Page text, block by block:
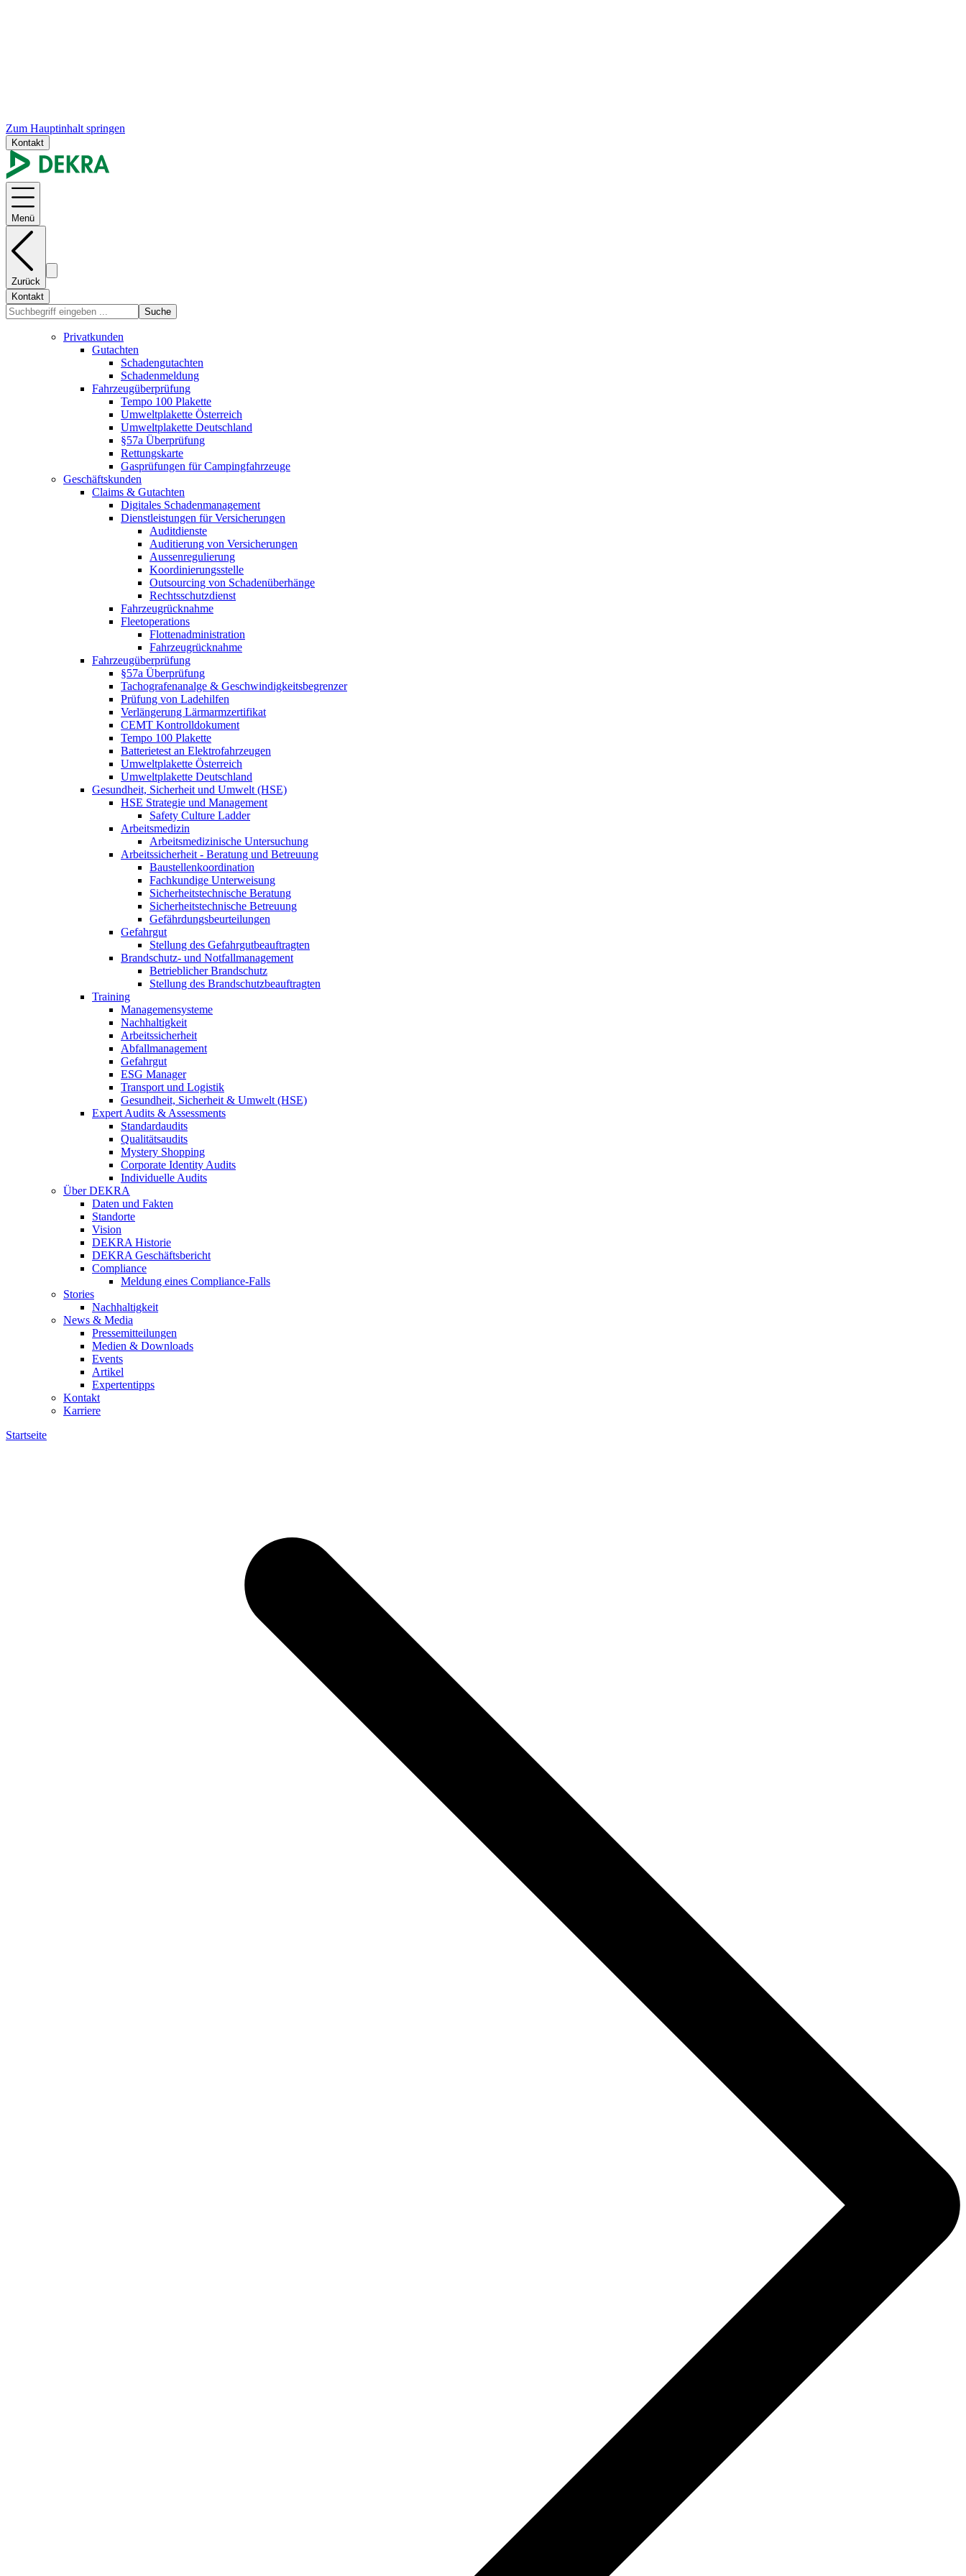
Zum Hauptinhalt springen
Kontakt
Menü
Zurück
Kontakt
Suche
Privatkunden
Gutachten
Schadengutachten
Schadenmeldung
Fahrzeugüberprüfung
Tempo 100 Plakette
Umweltplakette Österreich
Umweltplakette Deutschland
§57a Überprüfung
Rettungskarte
Gasprüfungen für Campingfahrzeuge
Geschäftskunden
Claims & Gutachten
Digitales Schadenmanagement
Dienstleistungen für Versicherungen
Auditdienste
Auditierung von Versicherungen
Aussenregulierung
Koordinierungsstelle
Outsourcing von Schadenüberhänge
Rechtsschutzdienst
Fahrzeugrücknahme
Fleetoperations
Flottenadministration
Fahrzeugrücknahme
Fahrzeugüberprüfung
§57a Überprüfung
Tachografenanalge & Geschwindigkeitsbegrenzer
Prüfung von Ladehilfen
Verlängerung Lärmarmzertifikat
CEMT Kontrolldokument
Tempo 100 Plakette
Batterietest an Elektrofahrzeugen
Umweltplakette Österreich
Umweltplakette Deutschland
Gesundheit, Sicherheit und Umwelt (HSE)
HSE Strategie und Management
Safety Culture Ladder
Arbeitsmedizin
Arbeitsmedizinische Untersuchung
Arbeitssicherheit - Beratung und Betreuung
Baustellenkoordination
Fachkundige Unterweisung
Sicherheitstechnische Beratung
Sicherheitstechnische Betreuung
Gefährdungsbeurteilungen
Gefahrgut
Stellung des Gefahrgutbeauftragten
Brandschutz- und Notfallmanagement
Betrieblicher Brandschutz
Stellung des Brandschutzbeauftragten
Training
Managemensysteme
Nachhaltigkeit
Arbeitssicherheit
Abfallmanagement
Gefahrgut
ESG Manager
Transport und Logistik
Gesundheit, Sicherheit & Umwelt (HSE)
Expert Audits & Assessments
Standardaudits
Qualitätsaudits
Mystery Shopping
Corporate Identity Audits
Individuelle Audits
Über DEKRA
Daten und Fakten
Standorte
Vision
DEKRA Historie
DEKRA Geschäftsbericht
Compliance
Meldung eines Compliance-Falls
Stories
Nachhaltigkeit
News & Media
Pressemitteilungen
Medien & Downloads
Events
Artikel
Expertentipps
Kontakt
Karriere
Startseite